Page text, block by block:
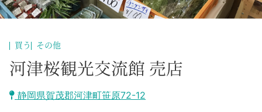
エリア
熱海市
沼津市
特集
旅の計画
モデルコース
買う その他
河津桜観光交流館 売店
静岡県賀茂郡河津町笹原72-12